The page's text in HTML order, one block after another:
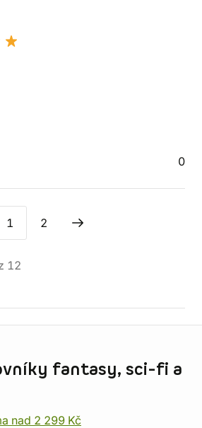
0
1 2
12
fantasy, sci-fi a
nad 2 299 Kč